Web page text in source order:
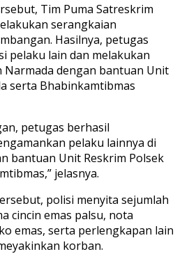
Tim Puma Satreskrim
serangkaian
Hasilnya, petugas
pelaku lain dan melakukan
Narmada dengan bantuan Unit
serta Bhabinkamtibmas
petugas berhasil
pelaku lainnya di
bantuan Unit Reskrim Polsek
jelasnya.
polisi menyita sejumlah
cincin emas palsu, nota
emas, serta perlengkapan lain
korban.